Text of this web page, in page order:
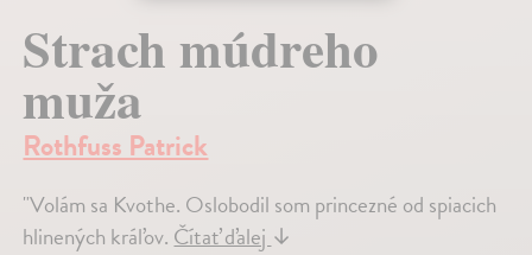
Strach múdreho
muža
Rothfuss Patrick
"Volám sa Kvothe. Oslobodil som princezné od spiacich
hlinených kráľov. Čítať ďalej ↓